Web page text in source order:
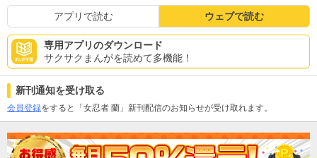
アプリで読む ウェブで読む
専用アプリのダウンロード
サクサクまんがを読めて多機能！
新刊通知を受け取る
会員登録をすると「女忍者 蘭」新刊配信のお知らせが受け取れます。